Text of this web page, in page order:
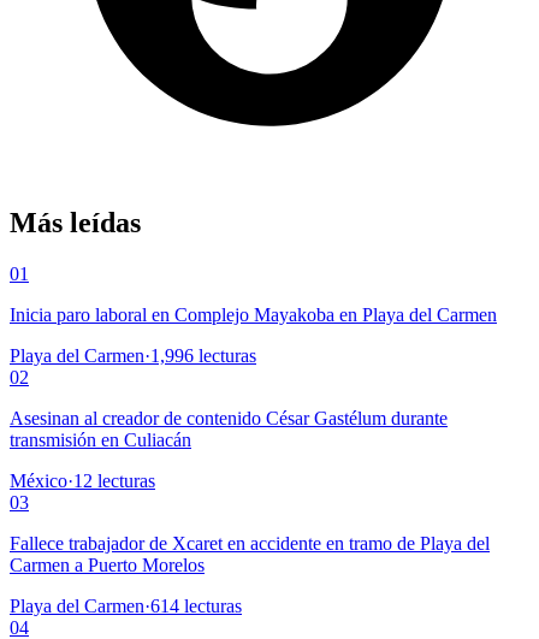
Más leídas
01
Inicia paro laboral en Complejo Mayakoba en Playa del Carmen
Playa del Carmen·1,996 lecturas
02
Asesinan al creador de contenido César Gastélum durante
transmisión en Culiacán
México·12 lecturas
03
Fallece trabajador de Xcaret en accidente en tramo de Playa del
Carmen a Puerto Morelos
Playa del Carmen·614 lecturas
04